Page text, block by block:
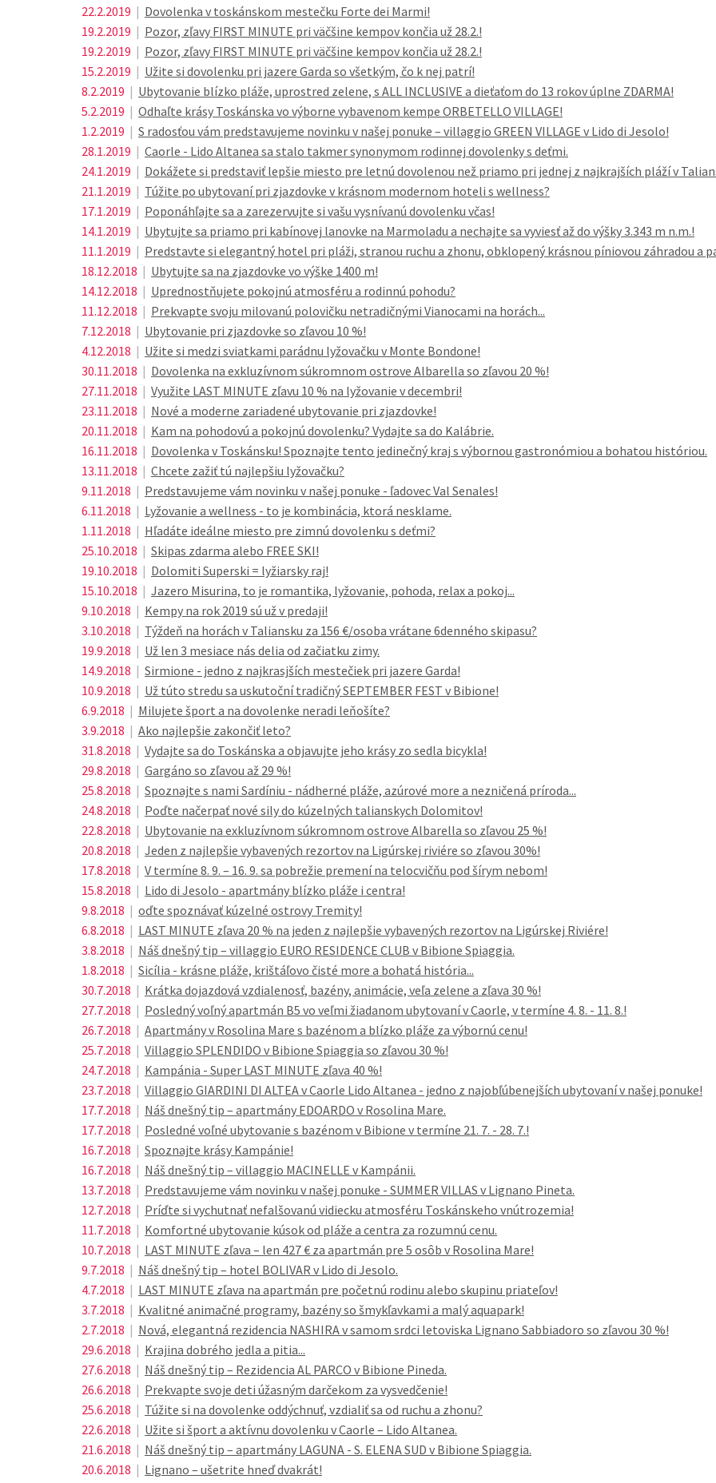
22.2.2019 | Dovolenka v toskánskom mestečku Forte dei Marmi!
19.2.2019 | Pozor, zľavy FIRST MINUTE pri väčšine kempov končia už 28.2.!
19.2.2019 | Pozor, zľavy FIRST MINUTE pri väčšine kempov končia už 28.2.!
15.2.2019 | Užite si dovolenku pri jazere Garda so všetkým, čo k nej patrí!
8.2.2019 | Ubytovanie blízko pláže, uprostred zelene, s ALL INCLUSIVE a dieťaťom do 13 rokov úplne ZDARMA!
5.2.2019 | Odhaľte krásy Toskánska vo výborne vybavenom kempe ORBETELLO VILLAGE!
1.2.2019 | S radosťou vám predstavujeme novinku v našej ponuke – villaggio GREEN VILLAGE v Lido di Jesolo!
28.1.2019 | Caorle - Lido Altanea sa stalo takmer synonymom rodinnej dovolenky s deťmi.
24.1.2019 | Dokážete si predstaviť lepšie miesto pre letnú dovolenou než priamo pri jednej z najkrajších pláží v
21.1.2019 | Túžite po ubytovaní pri zjazdovke v krásnom modernom hoteli s wellness?
17.1.2019 | Poponáhľajte sa a zarezervujte si vašu vysnívanú dovolenku včas!
14.1.2019 | Ubytujte sa priamo pri kabínovej lanovke na Marmoladu a nechajte sa vyviesť až do výšky 3.343 m n.m.!
11.1.2019 | Predstavte si elegantný hotel pri pláži, stranou ruchu a zhonu, obklopený krásnou píniovou záhradou a
18.12.2018 | Ubytujte sa na zjazdovke vo výške 1400 m!
14.12.2018 | Uprednostňujete pokojnú atmosféru a rodinnú pohodu?
11.12.2018 | Prekvapte svoju milovanú polovičku netradičnými Vianocami na horách...
7.12.2018 | Ubytovanie pri zjazdovke so zľavou 10 %!
4.12.2018 | Užite si medzi sviatkami parádnu lyžovačku v Monte Bondone!
30.11.2018 | Dovolenka na exkluzívnom súkromnom ostrove Albarella so zľavou 20 %!
27.11.2018 | Využite LAST MINUTE zľavu 10 % na lyžovanie v decembri!
23.11.2018 | Nové a moderne zariadené ubytovanie pri zjazdovke!
20.11.2018 | Kam na pohodovú a pokojnú dovolenku? Vydajte sa do Kalábrie.
16.11.2018 | Dovolenka v Toskánsku! Spoznajte tento jedinečný kraj s výbornou gastronómiou a bohatou históriou.
13.11.2018 | Chcete zažiť tú najlepšiu lyžovačku?
9.11.2018 | Predstavujeme vám novinku v našej ponuke - ľadovec Val Senales!
6.11.2018 | Lyžovanie a wellness - to je kombinácia, ktorá nesklame.
1.11.2018 | Hľadáte ideálne miesto pre zimnú dovolenku s deťmi?
25.10.2018 | Skipas zdarma alebo FREE SKI!
19.10.2018 | Dolomiti Superski = lyžiarsky raj!
15.10.2018 | Jazero Misurina, to je romantika, lyžovanie, pohoda, relax a pokoj...
9.10.2018 | Kempy na rok 2019 sú už v predaji!
3.10.2018 | Týždeň na horách v Taliansku za 156 €/osoba vrátane 6denného skipasu?
19.9.2018 | Už len 3 mesiace nás delia od začiatku zimy.
14.9.2018 | Sirmione - jedno z najkrasjších mestečiek pri jazere Garda!
10.9.2018 | Už túto stredu sa uskutoční tradičný SEPTEMBER FEST v Bibione!
6.9.2018 | Milujete šport a na dovolenke neradi leňošíte?
3.9.2018 | Ako najlepšie zakončiť leto?
31.8.2018 | Vydajte sa do Toskánska a objavujte jeho krásy zo sedla bicykla!
29.8.2018 | Gargáno so zľavou až 29 %!
25.8.2018 | Spoznajte s nami Sardíniu - nádherné pláže, azúrové more a nezničená príroda...
24.8.2018 | Poďte načerpať nové sily do kúzelných talianskych Dolomitov!
22.8.2018 | Ubytovanie na exkluzívnom súkromnom ostrove Albarella so zľavou 25 %!
20.8.2018 | Jeden z najlepšie vybavených rezortov na Ligúrskej riviére so zľavou 30%!
17.8.2018 | V termíne 8. 9. – 16. 9. sa pobrežie premení na telocvičňu pod šírym nebom!
15.8.2018 | Lido di Jesolo - apartmány blízko pláže i centra!
9.8.2018 | oďte spoznávať kúzelné ostrovy Tremity!
6.8.2018 | LAST MINUTE zľava 20 % na jeden z najlepšie vybavených rezortov na Ligúrskej Riviére!
3.8.2018 | Náš dnešný tip – villaggio EURO RESIDENCE CLUB v Bibione Spiaggia.
1.8.2018 | Sicília - krásne pláže, krištáľovo čisté more a bohatá história...
30.7.2018 | Krátka dojazdová vzdialenosť, bazény, animácie, veľa zelene a zľava 30 %!
27.7.2018 | Posledný voľný apartmán B5 vo veľmi žiadanom ubytovaní v Caorle, v termíne 4. 8. - 11. 8.!
26.7.2018 | Apartmány v Rosolina Mare s bazénom a blízko pláže za výbornú cenu!
25.7.2018 | Villaggio SPLENDIDO v Bibione Spiaggia so zľavou 30 %!
24.7.2018 | Kampánia - Super LAST MINUTE zľava 40 %!
23.7.2018 | Villaggio GIARDINI DI ALTEA v Caorle Lido Altanea - jedno z najobľúbenejších ubytovaní v našej ponuke!
17.7.2018 | Náš dnešný tip – apartmány EDOARDO v Rosolina Mare.
17.7.2018 | Posledné voľné ubytovanie s bazénom v Bibione v termíne 21. 7. - 28. 7.!
16.7.2018 | Spoznajte krásy Kampánie!
16.7.2018 | Náš dnešný tip – villaggio MACINELLE v Kampánii.
13.7.2018 | Predstavujeme vám novinku v našej ponuke - SUMMER VILLAS v Lignano Pineta.
12.7.2018 | Príďte si vychutnať nefalšovanú vidiecku atmosféru Toskánskeho vnútrozemia!
11.7.2018 | Komfortné ubytovanie kúsok od pláže a centra za rozumnú cenu.
10.7.2018 | LAST MINUTE zľava – len 427 € za apartmán pre 5 osôb v Rosolina Mare!
9.7.2018 | Náš dnešný tip – hotel BOLIVAR v Lido di Jesolo.
4.7.2018 | LAST MINUTE zľava na apartmán pre početnú rodinu alebo skupinu priateľov!
3.7.2018 | Kvalitné animačné programy, bazény so šmykľavkami a malý aquapark!
2.7.2018 | Nová, elegantná rezidencia NASHIRA v samom srdci letoviska Lignano Sabbiadoro so zľavou 30 %!
29.6.2018 | Krajina dobrého jedla a pitia...
27.6.2018 | Náš dnešný tip – Rezidencia AL PARCO v Bibione Pineda.
26.6.2018 | Prekvapte svoje deti úžasným darčekom za vysvedčenie!
25.6.2018 | Túžite si na dovolenke oddýchnuť, vzdialiť sa od ruchu a zhonu?
22.6.2018 | Užite si šport a aktívnu dovolenku v Caorle – Lido Altanea.
21.6.2018 | Náš dnešný tip – apartmány LAGUNA - S. ELENA SUD v Bibione Spiaggia.
20.6.2018 | Lignano – ušetrite hneď dvakrát!